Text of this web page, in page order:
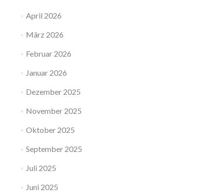
April 2026
März 2026
Februar 2026
Januar 2026
Dezember 2025
November 2025
Oktober 2025
September 2025
Juli 2025
Juni 2025